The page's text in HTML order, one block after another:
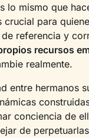
lo mismo que
crucial para
referencia y
recursos
realmente.
entre hermanos
conciencia de
de